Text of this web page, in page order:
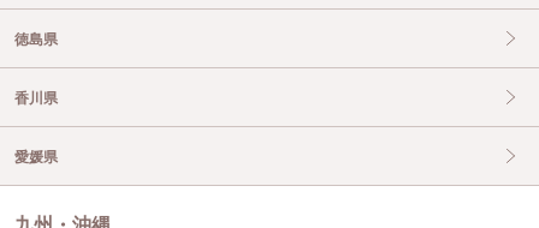
徳島県
香川県
愛媛県